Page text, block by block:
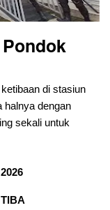
di stasiun
halnya dengan
sekali untuk
2026
TIBA